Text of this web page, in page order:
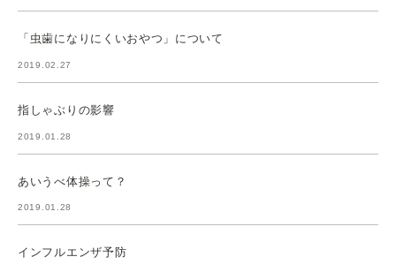
「虫歯になりにくいおやつ」について
2019.02.27
指しゃぶりの影響
2019.01.28
あいうべ体操って？
2019.01.28
インフルエンザ予防